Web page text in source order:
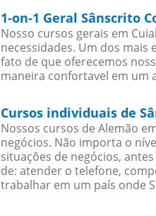
1-on-1 Geral Sânscrito
Nosso cursos gerais em
necessidades. Um dos
fato de que oferecemos
maneira confortavel em um
Cursos individuais de
Nossos cursos de Alemão
negócios. Não importa o
situações de negócios,
de: atender o telefone,
trabalhar em um país onde